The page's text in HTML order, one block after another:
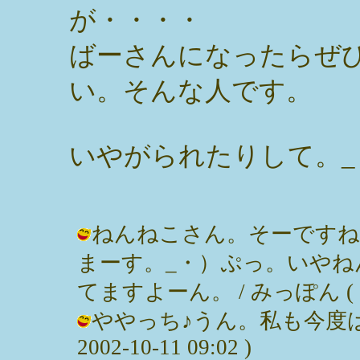
が・・・・
ばーさんになったらぜ
い。そんな人です。
いやがられたりして。
ねんねこさん。そーです
まーす。_・）ぷっ。いや
てますよーん。 / みっぽん (
ややっち♪うん。私も今度
2002-10-11 09:02 )